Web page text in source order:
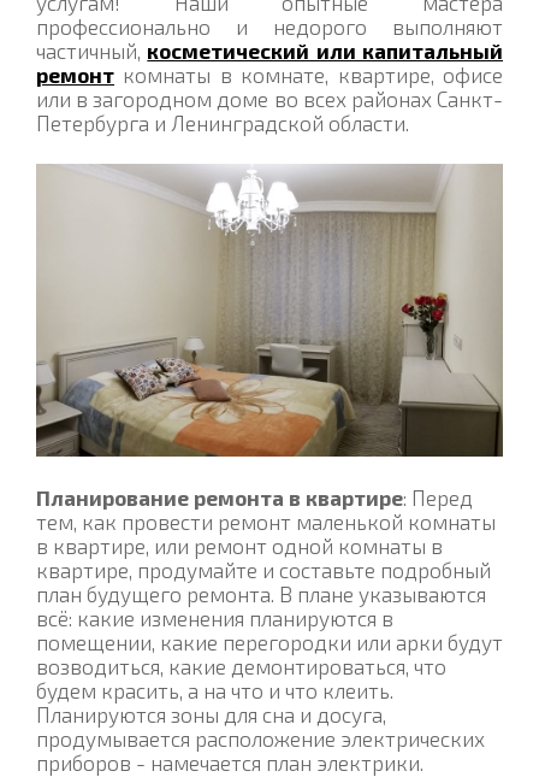
профессионально и недорого выполняют
частичный, косметический или капитальный
ремонт комнаты в комнате, квартире, офисе
или в загородном доме во всех районах Санкт-
Петербурга и Ленинградской области.
Планирование ремонта в квартире: Перед
тем, как провести ремонт маленькой комнаты
в квартире, или ремонт одной комнаты в
квартире, продумайте и составьте подробный
план будущего ремонта. В плане указываются
всё: какие изменения планируются в
помещении, какие перегородки или арки будут
возводиться, какие демонтироваться, что
будем красить, а на что и что клеить.
Планируются зоны для сна и досуга,
продумывается расположение электрических
приборов - намечается план электрики.